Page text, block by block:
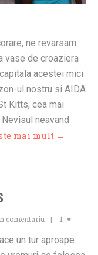
ne revarsam
vase de croaziera
acestei mici
ul nostru si AIDA
Kitts, cea mai
neavand
mai mult →
comentariu 1
un tur aproape